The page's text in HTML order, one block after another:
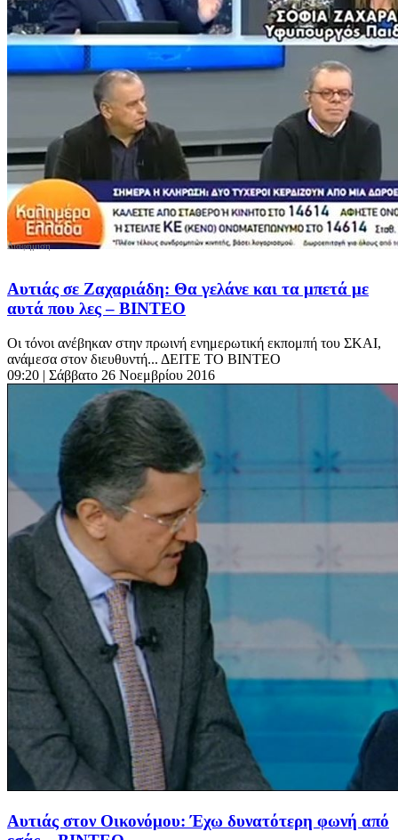
Αυτιάς σε Ζαχαριάδη: Θα γελάνε και τα μπετά με
αυτά που λες – ΒΙΝΤΕΟ
Οι τόνοι ανέβηκαν στην πρωινή ενημερωτική εκπομπή του ΣΚΑΙ,
ανάμεσα στον διευθυντή... ΔΕΙΤΕ ΤΟ ΒΙΝΤΕΟ
09:20 | Σάββατο 26 Νοεμβρίου 2016
Αυτιάς στον Οικονόμου: Έχω δυνατότερη φωνή από